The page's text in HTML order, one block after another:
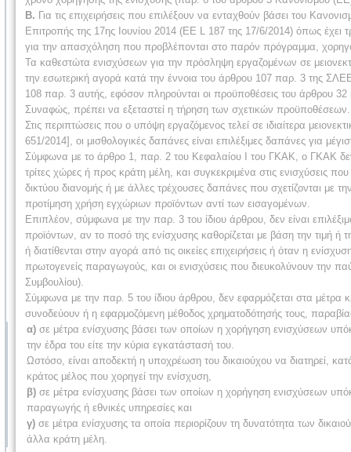
Β. Για τις επιχειρήσεις που επιλέξουν να ενταχθούν βάσει του
Επιτροπής της 17ης Ιουνίου 2014 (EE L 187 της 17/6/2014) όπως έχει
για την απασχόληση που προβλέπονται στο παρόν πρόγραμμα,
Τα καθεστώτα ενισχύσεων για την πρόσληψη εργαζομένων σε
την εσωτερική αγορά κατά την έννοια του άρθρου 107 παρ. 3 της
108 παρ. 3 αυτής, εφόσον πληρούνται οι προϋποθέσεις του άρθρου
Συναφώς, πρέπει να εξεταστεί η τήρηση των σχετικών προϋποθέσεων.
Στις περιπτώσεις που ο υπόψη εργαζόμενος τελεί σε ιδιαίτερα
651/2014], οι μισθολογικές δαπάνες είναι επιλέξιμες δαπάνες για
Σύμφωνα με το άρθρο 1, παρ. 2 του Κεφαλαίου Ι του ΓΚΑΚ, ο ΓΚΑΚ δεν
τρίτες χώρες ή προς κράτη μέλη, και συγκεκριμένα στις ενισχύσεις
δικτύου διανομής ή με άλλες τρέχουσες δαπάνες που σχετίζονται με
προτίμηση χρήση εγχώριων προϊόντων αντί των εισαγομένων.
Επιπλέον, σύμφωνα με την παρ. 3 του ίδιου άρθρου, δεν είναι
προϊόντων, αν το ποσό της ενίσχυσης καθορίζεται με βάση την
ή διατίθενται στην αγορά από τις οικείες επιχειρήσεις ή όταν η
πρωτογενείς παραγωγούς, και οι ενισχύσεις που διευκολύνουν την
Συμβουλίου).
Σύμφωνα με την παρ. 5 του ίδιου άρθρου, δεν εφαρμόζεται στα μέτρα
συνοδεύουν ή η εφαρμοζόμενη μέθοδος χρηματοδότησής τους,
α) σε μέτρα ενίσχυσης βάσει των οποίων η χορήγηση ενισχύσεων
την έδρα του είτε την κύρια εγκατάστασή του.
Ωστόσο, είναι αποδεκτή η υποχρέωση του δικαιούχου να διατηρεί,
κράτος μέλος που χορηγεί την ενίσχυση,
β) σε μέτρα ενίσχυσης βάσει των οποίων η χορήγηση ενισχύσεων
παραγωγής ή εθνικές υπηρεσίες και
γ) σε μέτρα ενίσχυσης τα οποία περιορίζουν τη δυνατότητα των
άλλα κράτη μέλη.